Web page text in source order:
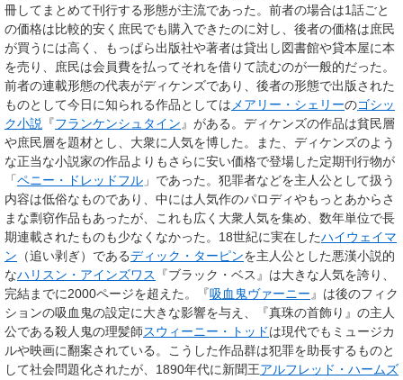
冊してまとめて刊行する形態が主流であった。前者の場合は1話ごと
の価格は比較的安く庶民でも購入できたのに対し、後者の価格は庶民
が買うには高く、もっぱら出版社や著者は貸出し図書館や貸本屋に本
を売り、庶民は会員費を払ってそれを借りて読むのが一般的だった。
前者の連載形態の代表がディケンズであり、後者の形態で出版された
ものとして今日に知られる作品としては メアリー・シェリーのゴシッ
ク小説
『フランケンシュタイン 』がある。ディケンズの作品は貧民層
や庶民層を題材とし、大衆に人気を博した。また、ディケンズのよう
な正当な小説家の作品よりもさらに安い価格で登場した定期刊行物が
「ペニー・ドレッドフル 」であった。犯罪者などを主人公として扱う
内容は低俗なものであり、中には人気作のパロディやもっとあからさ
まな剽窃作品もあったが、これも広く大衆人気を集め、数年単位で長
期連載されたものも少なくなかった。18世紀に実在したハイウェイマ
ン （追い剥ぎ）であるディック・ターピンを主人公とした悪漢小説的
なハリスン・アインズワス
『ブラック・ベス』は大きな人気を誇り、
完結までに2000ページを超えた。『吸血鬼ヴァーニー 』は後のフィク
ションの吸血鬼の設定に大きな影響を与え、『真珠の首飾り』の主人
公である殺人鬼の理髪師スウィーニー・トッドは現代でもミュージカ
ルや映画に翻案されている。こうした作品群は犯罪を助長するものと
して社会問題化されたが、1890年代に新聞王アルフレッド・ハームズ